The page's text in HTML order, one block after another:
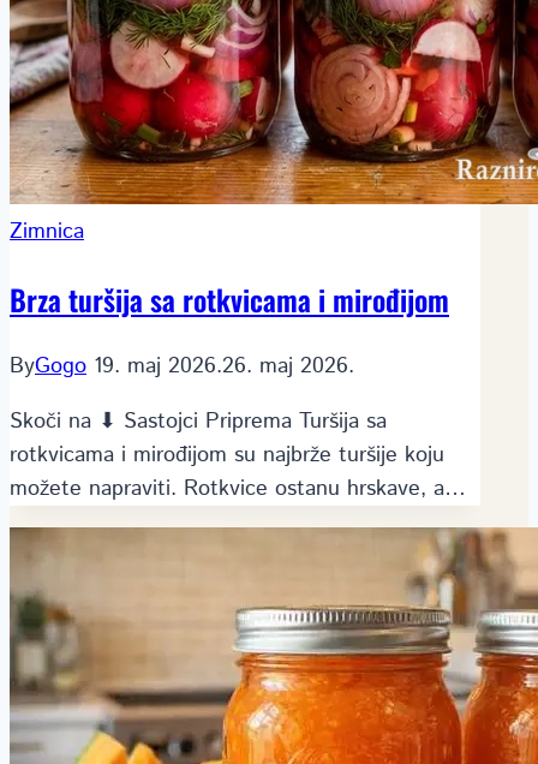
Zimnica
Brza turšija sa rotkvicama i mirođijom
ByGogo 19. maj 2026.26. maj 2026.
Skoči na ⬇ Sastojci Priprema Turšija sa
rotkvicama i mirođijom su najbrže turšije koju
možete napraviti. Rotkvice ostanu hrskave, a…